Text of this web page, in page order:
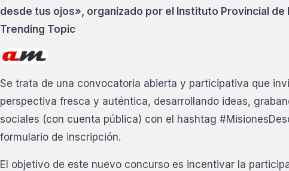
desde tus ojos», organizado por el Instituto Provincial de
Trending Topic
Se trata de una convocatoria abierta y participativa que
perspectiva fresca y auténtica, desarrollando ideas,
sociales (con cuenta pública) con el hashtag
formulario de inscripción.
El objetivo de este nuevo concurso es incentivar la